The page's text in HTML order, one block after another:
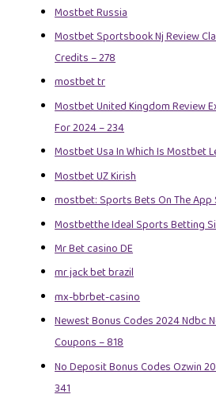
Mostbet Russia
Mostbet Sportsbook Nj Review
Credits – 278
mostbet tr
Mostbet United Kingdom Review
For 2024 – 234
Mostbet Usa In Which Is Mostbet
Mostbet UZ Kirish
‎mostbet: Sports Bets On The
Mostbetthe Ideal Sports Betting
Mr Bet casino DE
mr jack bet brazil
mx-bbrbet-casino
Newest Bonus Codes 2024 Ndbc
Coupons – 818
No Deposit Bonus Codes Ozwin
341